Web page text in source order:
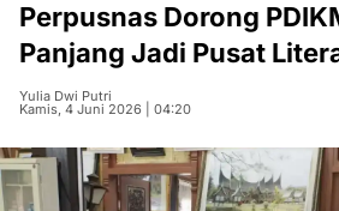
Perpusnas Dorong
Panjang Jadi Pusat
Yulia Dwi Putri
Kamis, 4 Juni 2026 | 04:20